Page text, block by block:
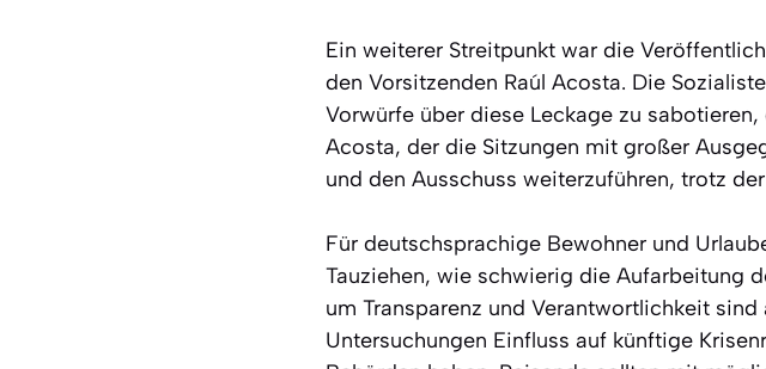
Ein weiterer Streitpunkt war die
den Vorsitzenden Raúl Acosta. Die
Vorwürfe über diese Leckage zu
Acosta, der die Sitzungen mit großer
und den Ausschuss weiterzuführen, trotz
Für deutschsprachige Bewohner und
Tauziehen, wie schwierig die Aufarbeitung
um Transparenz und Verantwortlichkeit
Untersuchungen Einfluss auf künftige